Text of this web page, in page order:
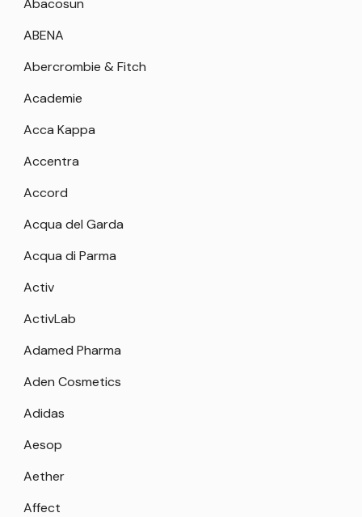
Abacosun
ABENA
Abercrombie & Fitch
Academie
Acca Kappa
Accentra
Accord
Acqua del Garda
Acqua di Parma
Activ
ActivLab
Adamed Pharma
Aden Cosmetics
Adidas
Aesop
Aether
Affect